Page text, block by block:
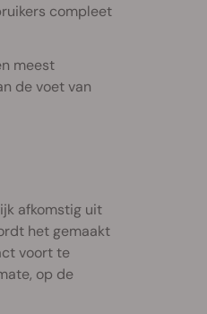
compleet
meest
de voet van
afkomstig uit
het gemaakt
voort te
op de